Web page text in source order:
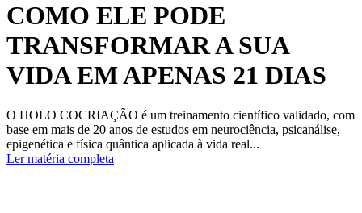
COMO ELE PODE
TRANSFORMAR A SUA
VIDA EM APENAS 21 DIAS
O HOLO COCRIAÇÃO é um treinamento científico validado, com
base em mais de 20 anos de estudos em neurociência, psicanálise,
epigenética e física quântica aplicada à vida real...
Ler matéria completa